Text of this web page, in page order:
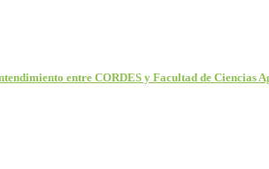
entre CORDES y Facultad de Ciencias